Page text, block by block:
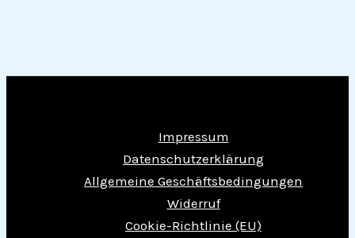
Impressum
Datenschutzerklärung
Allgemeine Geschäftsbedingungen
Widerruf
Cookie-Richtlinie (EU)